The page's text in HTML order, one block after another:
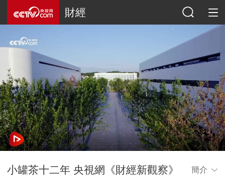
財經
小罐茶十二年 央視網《財經新觀察》
簡介